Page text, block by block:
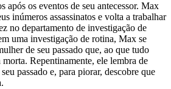
após os eventos de seu antecessor. Max
inúmeros assassinatos e volta a trabalhar
no departamento de investigação de
uma investigação de rotina, Max se
de seu passado que, ao que tudo
Repentinamente, ele lembra de
passado e, para piorar, descobre que